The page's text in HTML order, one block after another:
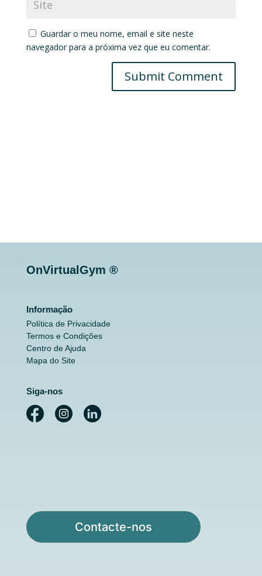
Guardar o meu nome, email e site neste
navegador para a próxima vez que eu comentar.
Submit Comment
OnVirtualGym ®
Informação
Política de Privacidade
Termos e Condições
Centro de Ajuda
Mapa do Site
Siga-nos
Contacte-nos